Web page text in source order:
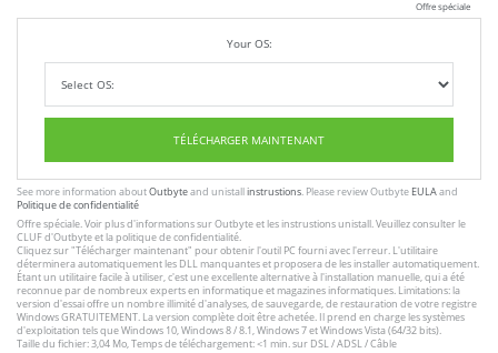
Offre spéciale
Your OS:
TÉLÉCHARGER MAINTENANT
See more information aboutOutbyteand unistallinstrustions. Please review Outbyte EULAand
Politique de confidentialité
Offre spéciale. Voir plus d'informations surOutbyteet lesinstrustions unistall. Veuillez consulter le
CLUFd'Outbyte etla politique de confidentialité.
Cliquez sur"Télécharger maintenant" pour obtenir l'outil PC fourni avec l'erreur. L'utilitaire
déterminera automatiquement les DLL manquantes et proposera de les installer automatiquement.
Étant un utilitaire facile à utiliser, c'est une excellente alternative à l'installation manuelle, qui a été
reconnue par de nombreux experts en informatique et magazines informatiques. Limitations: la
version d'essai offre un nombre illimité d'analyses, de sauvegarde, de restauration de votre registre
Windows GRATUITEMENT. La version complète doit être achetée. Il prend en charge les systèmes
d'exploitation tels que Windows 10, Windows 8 / 8.1, Windows 7 et Windows Vista (64/32 bits).
Taille du fichier: 3,04 Mo, Temps de téléchargement: <1 min. sur DSL / ADSL / Câble